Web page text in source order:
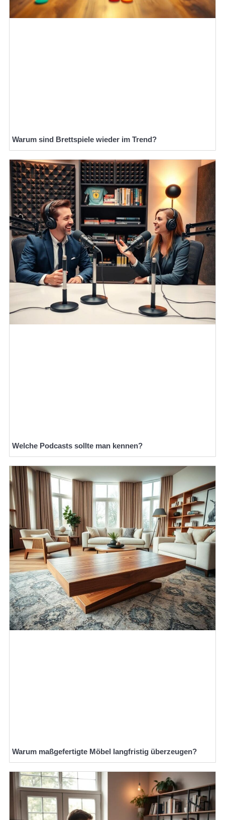
Warum sind Brettspiele wieder im Trend?
Welche Podcasts sollte man kennen?
Warum maßgefertigte Möbel langfristig überzeugen?